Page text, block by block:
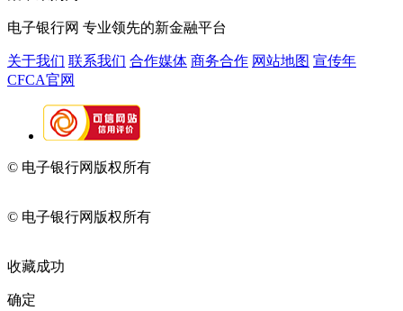
电子银行网 专业领先的新金融平台
关于我们 联系我们 合作媒体 商务合作 网站地图 宣传年
CFCA官网
© 电子银行网版权所有
© 电子银行网版权所有
收藏成功
确定